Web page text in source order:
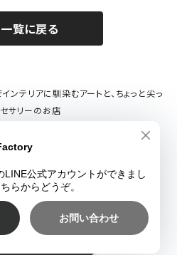
覧に戻る
リアに馴染むアートと、ちょっと尖っ
サリーのお店